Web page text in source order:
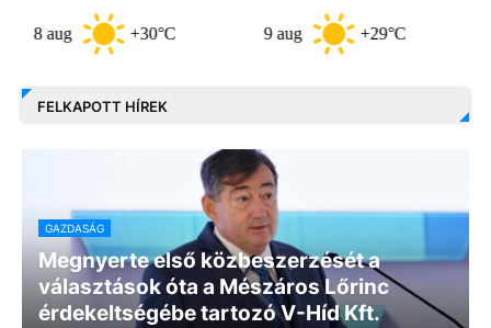
+30°C +29°C
FELKAPOTT HÍREK
GAZDASÁG
Megnyerte első közbeszerzését a
választások óta a Mészáros Lőrinc
érdekeltségébe tartozó V-Híd Kft.